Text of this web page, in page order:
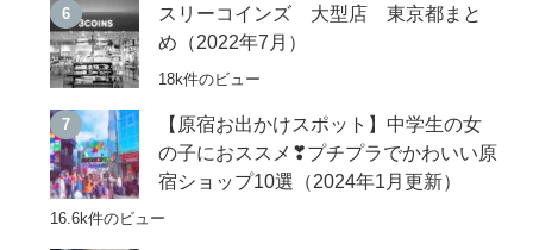
スリーコインズ 大型店 東京都まと
め（2022年7月）
18k件のビュー
【原宿お出かけスポット】中学生の女
の子におススメ❣プチプラでかわいい原
宿ショップ10選（2024年1月更新）
16.6k件のビュー